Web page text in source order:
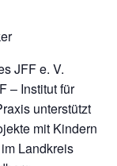
JFF e. V.
– Institut für
unterstützt
mit Kindern
Landkreis